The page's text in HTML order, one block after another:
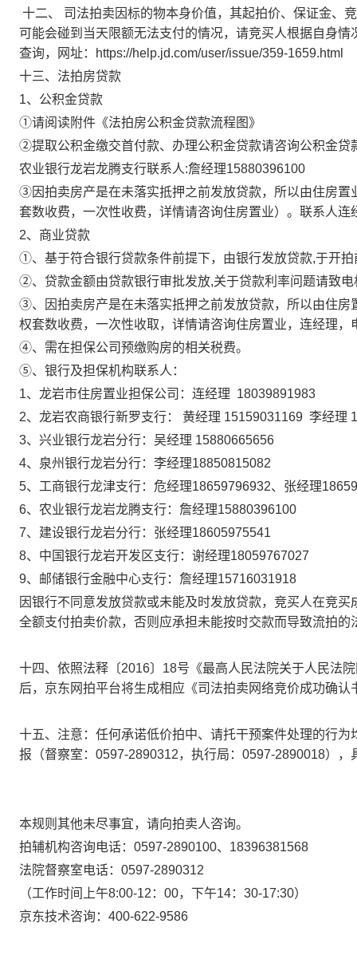
十二、
司法拍卖因标的物本身价值，其起拍价、保证金、
可能会碰到当天限额无法支付的情况，请竞买人根据自身
查询，网址：
https://help.jd.com/user/issue/359-1659.html
十三、法拍房贷款
1、公积金贷款
①请阅读附件《法拍房公积金贷款流程图》
②提取公积金缴交首付款、办理公积金贷款请咨询公积金贷
农业银行龙岩龙腾支行联系人:詹经理15880396100
③因拍卖房产是在未落实抵押之前发放贷款，所以由住房
套数收费，一次性收费，详情请咨询住房置业）。联系人连
2、商业贷款
①、基于符合银行贷款条件前提下，由银行发放贷款,于开
②、贷款金额由贷款银行审批发放,关于贷款利率问题请致
③、因拍卖房产是在未落实抵押之前发放贷款，所以由住
权套数收费，一次性收取，详情请咨询住房置业， 连经理，
④、需在担保公司预缴购房的相关税费。
⑤、银行及担保机构联系人：
1、 龙岩市住房置业担保公司：连经理 18039891983
2、龙岩农商银行新罗支行： 黄经理 15159031169 李经理
3、 兴业银行龙岩分行：吴经理 15880665656
4、泉州银行龙岩分行：李经理18850815082
5、 工商银行龙津支行：危经理18659796932、 张经理
6、农业银行龙岩龙腾支行：詹经理15880396100
7、建设银行龙岩分行： 张经理18605975541
8、中国银行龙岩开发区支行：谢经理18059767027
9、邮储银行金融中心支行：詹经理15716031918
因银行不同意发放贷款或未能及时发放贷款，竞买人在竞
全额支付拍卖价款，否则应承担未能按时交款而导致流拍的
十四、 依照法释〔2016〕18号《最高人民法院关于人民法
后， 京东 网拍平台将生成相应《司法拍卖网络竞价成功确
十五、注意：任何承诺低价拍中、请托干预案件处理的行
报（督察室： 0597-2890312，执行局：0597-2890018），
本规则其他未尽事宜，请向拍卖人咨询。
拍辅机构咨询电话： 0597-2890100、 18396381568
法院督察室电话： 0597-2890312
（工作时间上午8:00-12：00，下午14： 30-17:30）
京东技术咨询： 400-622-9586